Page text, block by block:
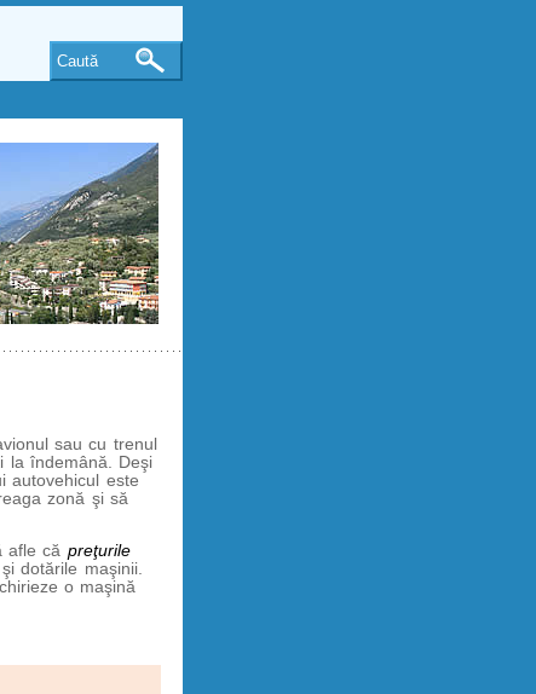
sau cu trenul
la îndemână. Deşi
autovehicul este
zonă şi să
afle că preţurile
dotările maşinii.
o maşină
Caută